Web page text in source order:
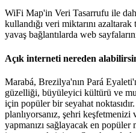
WiFi Map'in Veri Tasarrufu ile
kullandığı veri miktarını
yavaş bağlantılarda web
Açık interneti nereden
Marabá, Brezilya'nın Pará
güzelliği, büyüleyici kültürü ve
için popüler bir seyahat
planlıyorsanız, şehri keşfetmenizi
yapmanızı sağlayacak en popüler